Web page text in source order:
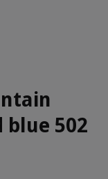
blue 502